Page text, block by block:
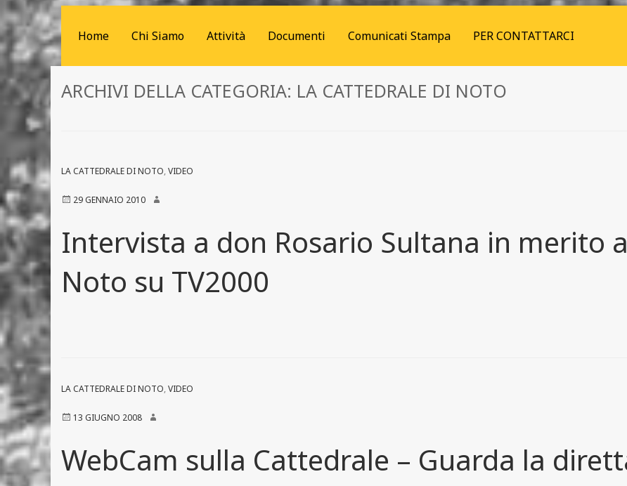
Home Chi Siamo Attività Documenti Comunicati Stampa PER CONTATTARCI
ARCHIVI DELLA CATEGORIA: LA CATTEDRALE DI NOTO
LA CATTEDRALE DI NOTO,VIDEO
29 GENNAIO 2010
Intervista a don Rosario Sultana in merito
Noto su TV2000
LA CATTEDRALE DI NOTO,VIDEO
13 GIUGNO 2008
WebCam sulla Cattedrale – Guarda la